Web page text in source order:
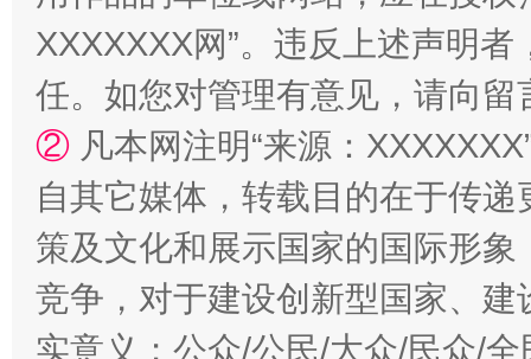
扯下公款旅游的“隐身衣” 如何以
XXXXXXX网”。违反上述声明
任。如您对管理有意见，请向
② 凡本网注明“来源：
自其它媒体，转载目的在于传
策及文化和展示国家的国际形
竞争，对于建设创新型国家、
实意义；公众/公民/大众/民众/